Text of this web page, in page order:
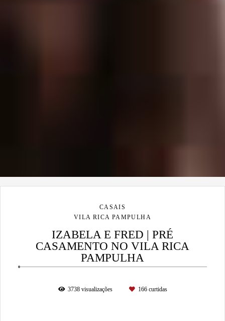
CASAIS
VILA RICA PAMPULHA
IZABELA E FRED | PRÉ
CASAMENTO NO VILA RICA
PAMPULHA
3738visualizações 166curtidas